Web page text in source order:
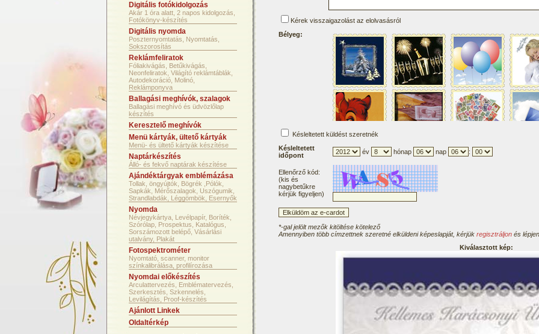
Digitális fotókidolgozás
Akár 1 óra alatt, 2 napos kidolgozás,
Fotókönyv-készítés
Digitális nyomda
Poszternyomtatás, Nyomtatás,
Sokszorosítás
Reklámfeliratok
Fóliakivágás, Betűkivágás,
Neonfeliratok, Világító reklámtáblák,
Autodekoráció, Molinó,
Reklámponyva
Ballagási meghívók, szalagok
Ballagási meghívó és üdvözlőlap
készítés
Keresztelő meghívók
Menü kártyák, ültető kártyák
Menü- és ültető kártyák készítése
Naptárkészítés
Álló- és fekvő naptárak készítése
Ajándéktárgyak emblémázása
Tollak, öngyújtók, Bögrék ,Pólók,
Sapkák, Mérőszalagok, Uszógumik,
Strandlabdák, Léggömbök, Esernyők
Nyomda
Névjegykártya, Levélpapír, Boríték,
Szórólap, Prospektus, Katalógus,
Sorszámozott belépő, Vásárlási
utalvány, Plakát
Fotospektrométer
Nyomtató, scanner, monitor
színkalibrálása, profilírozása
Nyomdai előkészítés
Arculattervezés, Emblématervezés,
Szerkesztés, Szkennelés,
Levilágítás, Proof-készítés
Ajánlott Linkek
Oldaltérkép
Kérek visszaigazolást az elolvasásról
Bélyeg:
Késleltetett küldést szeretnék
Késleltetett
időpont
év hónap nap :
Ellenőrző kód:
(kis és
nagybetűkre
kérjük figyeljen)
*-gal jelölt mezők kitöltése kötelező
Amennyiben több címzettnek szeretné elküldeni képeslapját, kérjük regisztráljon és
Kiválasztott kép: